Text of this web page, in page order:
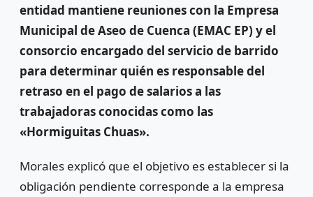
entidad mantiene reuniones con la Empresa
Municipal de Aseo de Cuenca (EMAC EP) y el
consorcio encargado del servicio de barrido
para determinar quién es responsable del
retraso en el pago de salarios a las
trabajadoras conocidas como las
«Hormiguitas Chuas».
Morales explicó que el objetivo es establecer si la
obligación pendiente corresponde a la empresa